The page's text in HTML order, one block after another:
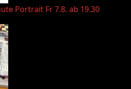
Portrait Fr 7.8. ab 19.30